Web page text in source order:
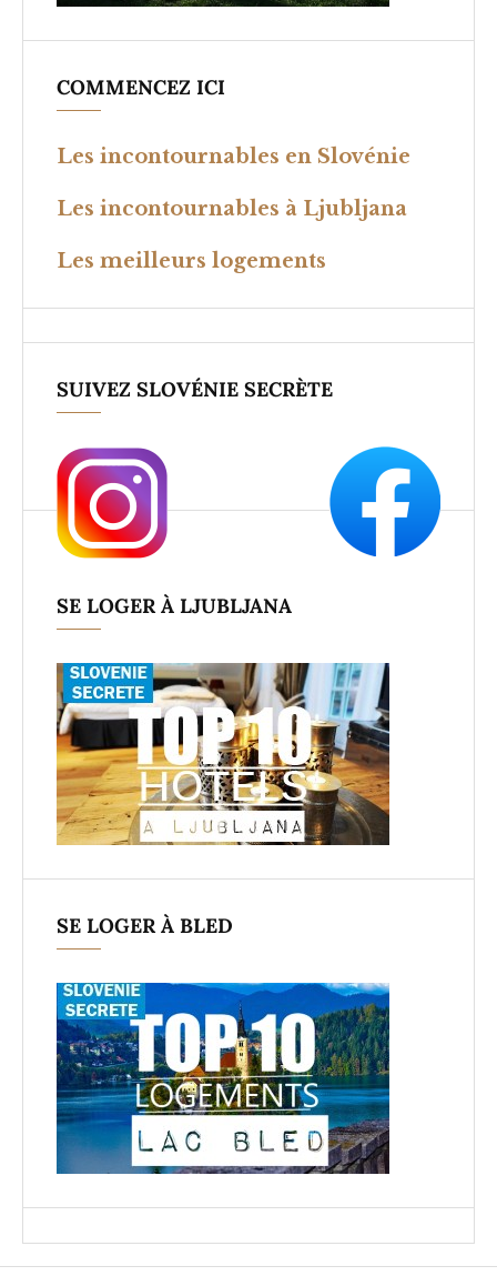
COMMENCEZ ICI
Les incontournables en Slovénie
Les incontournables à Ljubljana
Les meilleurs logements
SUIVEZ SLOVÉNIE SECRÈTE
SE LOGER À LJUBLJANA
SE LOGER À BLED